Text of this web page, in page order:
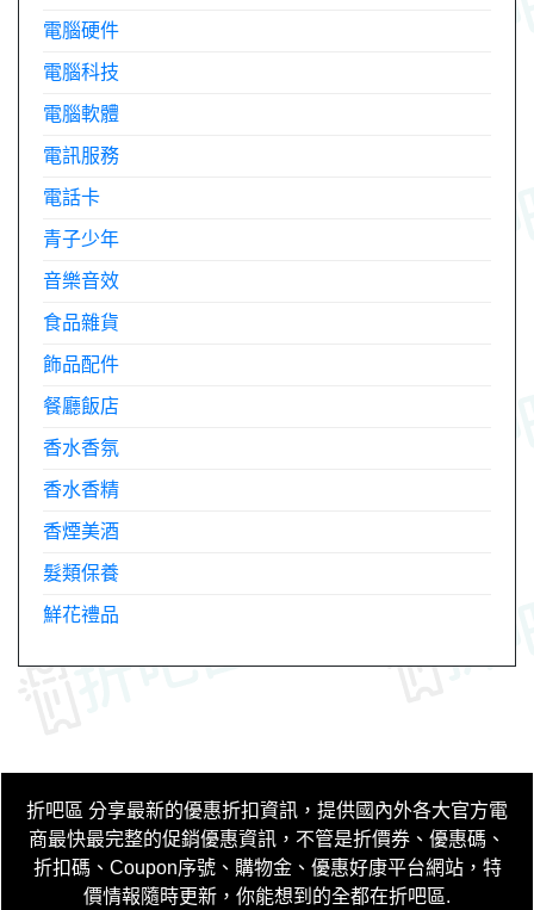
電腦硬件
電腦科技
電腦軟體
電訊服務
電話卡
青子少年
音樂音效
食品雜貨
飾品配件
餐廳飯店
香水香氛
香水香精
香煙美酒
髮類保養
鮮花禮品
折吧區 分享最新的優惠折扣資訊，提供國內外各大官方電
商最快最完整的促銷優惠資訊，不管是折價券、優惠碼、
折扣碼、Coupon序號、購物金、優惠好康平台網站，特
價情報隨時更新，你能想到的全都在折吧區.